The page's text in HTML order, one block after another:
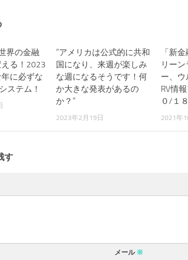
界の金融
る！2023
に必ずな
ステム！
”アメリカは公式的に共和
国になり、来週が楽しみ
な週になるそうです！何
か大きな発表があるの
か？”
2023年2月19日
「新
リー
ー、ウ
RV情
０/１８
2021年
す
メール ※